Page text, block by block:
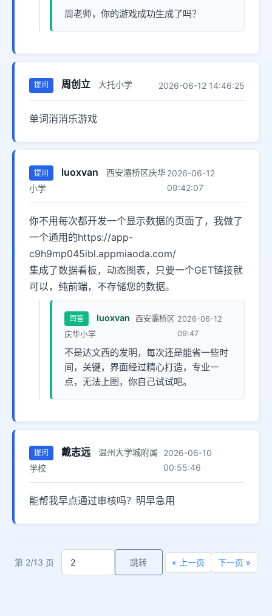
周老师，你的游戏成功生成了吗？
提问 周创立 大托小学 2026-06-12 14:46:25
单词消消乐游戏
提问 luoxvan
西安灞桥区庆华
小学
2026-06-12
09:42:07
你不用每次都开发一个显示数据的页面了，我做了
一个通用的https://app-
c9h9mp045ibl.appmiaoda.com/
集成了数据看板，动态图表，只要一个GET链接就
可以，纯前端，不存储您的数据。
回答 luoxvan
西安灞桥区
庆华小学
2026-06-12
09:47
不是达文西的发明，每次还是能省一些时
间，关键，界面经过精心打造，专业一
点，无法上图，你自己试试吧。
提问 戴志远
温州大学城附属
学校
2026-06-10
00:55:46
能帮我早点通过审核吗？明早急用
第 2/13 页 跳转 « 上一页 下一页 »